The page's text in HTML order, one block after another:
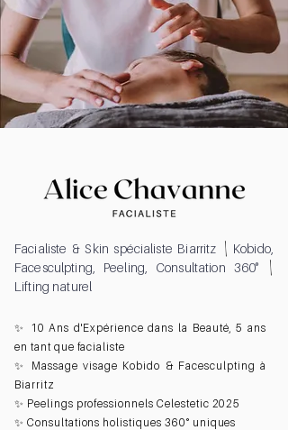
Facialiste & Skin spécialiste Biarritz \ Kobido,
Facesculpting, Peeling, Consultation 360°
\
Lifting naturel
✨ 10 Ans d'Expérience dans la Beauté, 5 ans
en tant que facialiste
✨ Massage visage Kobido & Facesculpting à
Biarritz
✨ Peelings professionnels Celestetic 2025
✨ Consultations holistiques 360° uniques